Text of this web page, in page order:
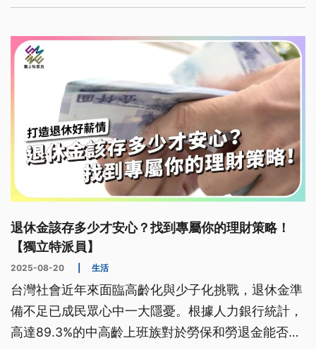
責任仍待釐清。本案已超越單一個人行為，反映台灣
退休金該存多少才安心？找到專屬你的理財策略！
【獨立特派員】
2025-08-20 生活
台灣社會近年來面臨高齡化與少子化挑戰，退休金準
備不足已成民眾心中一大隱憂。根據人力銀行統計，
高達89.3%的中高齡上班族對於勞保和勞退金能否支